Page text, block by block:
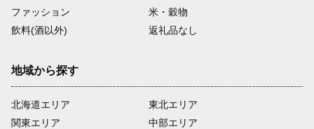
ファッション
米・穀物
飲料(酒以外)
返礼品なし
地域から探す
北海道エリア
関東エリア
東北エリア
中部エリア